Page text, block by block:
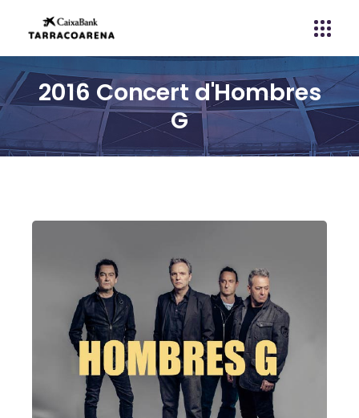
2016 Concert d'Hombres
G